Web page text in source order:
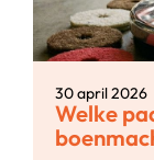
30 april 2026
Welke